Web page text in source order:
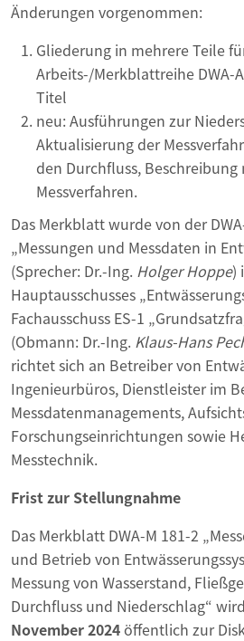
Änderungen vorgenommen:
Gliederung in mehrere Teile
Arbeits-/Merkblattreihe DWA-
Titel
neu: Ausführungen zur
Aktualisierung der
den Durchfluss,
Messverfahren.
Das Merkblatt wurde von der
„Messungen und Messdaten in
(Sprecher: Dr.-Ing. Holger Hoppe)
Hauptausschusses
Fachausschuss ES-1
(Obmann: Dr.-Ing. Klaus-Hans
richtet sich an Betreiber von
Ingenieurbüros, Dienstleister im
Messdatenmanagements,
Forschungseinrichtungen sowie
Messtechnik.
Frist zur Stellungnahme
Das Merkblatt DWA-M 181-2
und Betrieb von
Messung von Wasserstand,
Durchfluss und Niederschlag“
November 2024öffentlich zur